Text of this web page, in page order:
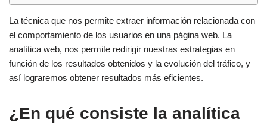
La técnica que nos permite extraer información relacionada con
el comportamiento de los usuarios en una página web. La
analítica web, nos permite redirigir nuestras estrategias en
función de los resultados obtenidos y la evolución del tráfico, y
así lograremos obtener resultados más eficientes.
¿En qué consiste la analítica